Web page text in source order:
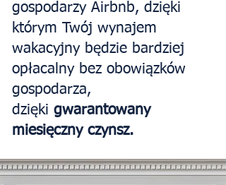
gospodarzy Airbnb, dzięki
którym Twój wynajem
wakacyjny będzie bardziej
opłacalny bez obowiązków
gospodarza,
dzięki gwarantowany
miesięczny czynsz.